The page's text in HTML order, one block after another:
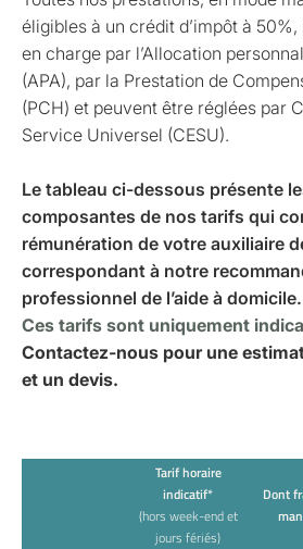
éligibles à un crédit d’impôt à
en charge par l’Allocation
(APA), par la Prestation de
(PCH) et peuvent être réglées par
Service Universel (CESU).
Le tableau ci-dessous présente
composantes de nos tarifs qui
rémunération de votre auxiliaire
correspondant à notre
professionnel de l’aide à domicile.
Ces tarifs sont uniquement
Contactez-nous pour une
et un devis.
Tarif horaire
indicatif*
(hors week-end et
jours fériés)
Dont